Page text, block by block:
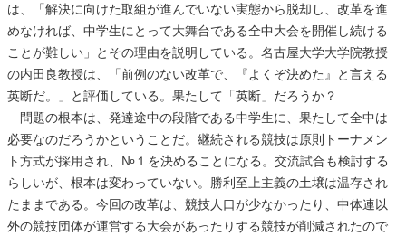
は、「解決に向けた取組が進んでいない実態から脱却し、改革を進
めなければ、中学生にとって大舞台である全中大会を開催し続ける
ことが難しい」とその理由を説明している。名古屋大学大学院教授
の内田良教授は、「前例のない改革で、『よくぞ決めた』と言える
英断だ。」と評価している。果たして「英断」だろうか？
問題の根本は、発達途中の段階である中学生に、果たして全中は
必要なのだろうかということだ。継続される競技は原則トーナメン
ト方式が採用され、№１を決めることになる。交流試合も検討する
らしいが、根本は変わっていない。勝利至上主義の土壌は温存され
たままである。今回の改革は、競技人口が少なかったり、中体連以
外の競技団体が運営する大会があったりする競技が削減されたので